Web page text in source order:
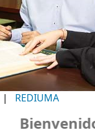
| REDIUMA